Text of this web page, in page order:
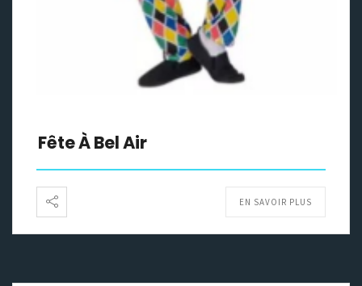
Fête À Bel Air
EN SAVOIR PLUS